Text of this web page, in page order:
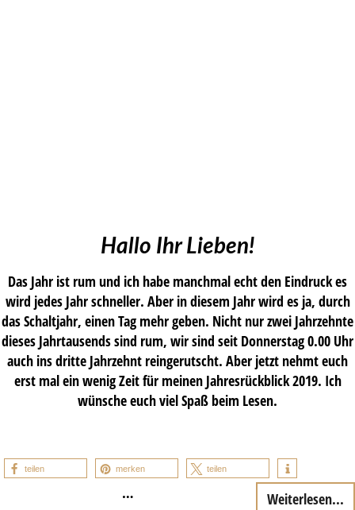
Hallo Ihr Lieben!
Das Jahr ist rum und ich habe manchmal echt den Eindruck es
wird jedes Jahr schneller. Aber in diesem Jahr wird es ja, durch
das Schaltjahr, einen Tag mehr geben. Nicht nur zwei Jahrzehnte
dieses Jahrtausends sind rum, wir sind seit Donnerstag 0.00 Uhr
auch ins dritte Jahrzehnt reingerutscht. Aber jetzt nehmt euch
erst mal ein wenig Zeit für meinen Jahresrückblick 2019. Ich
wünsche euch viel Spaß beim Lesen.
teilen merken teilen
… Weiterlesen...